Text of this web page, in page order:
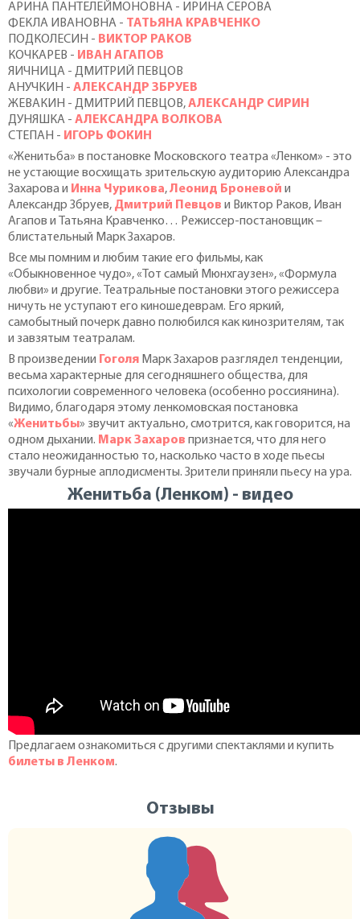
АРИНА ПАНТЕЛЕЙМОНОВНА - ИРИНА СЕРОВА
ФЕКЛА ИВАНОВНА - ТАТЬЯНА КРАВЧЕНКО
ПОДКОЛЕСИН - ВИКТОР РАКОВ
КОЧКАРЕВ - ИВАН АГАПОВ
ЯИЧНИЦА - ДМИТРИЙ ПЕВЦОВ
АНУЧКИН - АЛЕКСАНДР ЗБРУЕВ
ЖЕВАКИН - ДМИТРИЙ ПЕВЦОВ,АЛЕКСАНДР СИРИН
ДУНЯШКА - АЛЕКСАНДРА ВОЛКОВА
СТЕПАН - ИГОРЬ ФОКИН
«Женитьба» в постановке Московского театра «Ленком» - это
не устающие восхищать зрительскую аудиторию Александра
Захарова и Инна Чурикова,Леонид Броневой и
Александр Збруев, Дмитрий Певцов и Виктор Раков, Иван
Агапов и Татьяна Кравченко… Режиссер-постановщик –
блистательный Марк Захаров.
Все мы помним и любим такие его фильмы, как
«Обыкновенное чудо», «Тот самый Мюнхгаузен», «Формула
любви» и другие. Театральные постановки этого режиссера
ничуть не уступают его киношедеврам. Его яркий,
самобытный почерк давно полюбился как кинозрителям, так
и завзятым театралам.
В произведении Гоголя Марк Захаров разглядел тенденции,
весьма характерные для сегодняшнего общества, для
психологии современного человека (особенно россиянина).
Видимо, благодаря этому ленкомовская постановка
«Женитьбы» звучит актуально, смотрится, как говорится, на
одном дыхании. Марк Захаров признается, что для него
стало неожиданностью то, насколько часто в ходе пьесы
звучали бурные аплодисменты. Зрители приняли пьесу на ура.
Женитьба (Ленком) - видео
Предлагаем ознакомиться с другими спектаклями и купить
билеты в Ленком.
Отзывы